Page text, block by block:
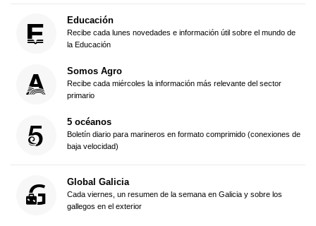
Educación
Recibe cada lunes novedades e información útil sobre el mundo de
la Educación
Somos Agro
Recibe cada miércoles la información más relevante del sector
primario
5 océanos
Boletín diario para marineros en formato comprimido (conexiones de
baja velocidad)
Global Galicia
Cada viernes, un resumen de la semana en Galicia y sobre los
gallegos en el exterior